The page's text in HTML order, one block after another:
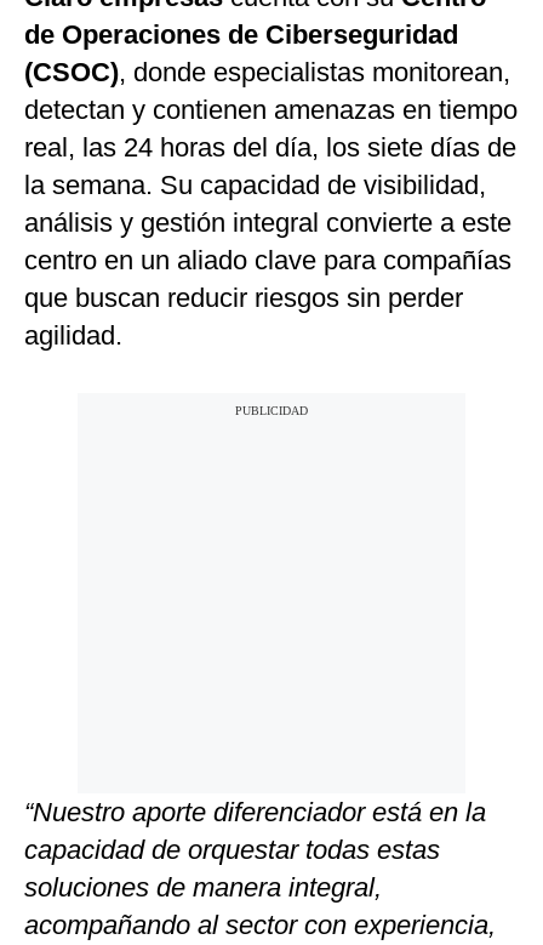
de Operaciones de Ciberseguridad
(CSOC), donde especialistas monitorean,
detectan y contienen amenazas en tiempo
real, las 24 horas del día, los siete días de
la semana. Su capacidad de visibilidad,
análisis y gestión integral convierte a este
centro en un aliado clave para compañías
que buscan reducir riesgos sin perder
agilidad.
“Nuestro aporte diferenciador está en la
capacidad de orquestar todas estas
soluciones de manera integral,
acompañando al sector con experiencia,